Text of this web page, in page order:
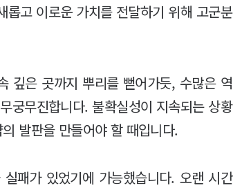
고 이로운 가치를 전달하기 위해 고군분
깊은 곳까지 뿌리를 뻗어가듯, 수많은 역
궁무진합니다. 불확실성이 지속되는 상황
발판을 만들어야 할 때입니다.
패가 있었기에 가능했습니다. 오랜 시간